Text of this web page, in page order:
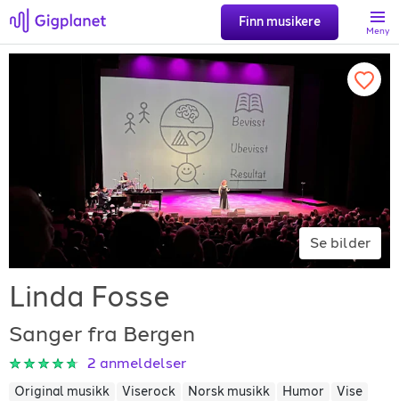
Finn musikere
Meny
Favoritter
Logg inn
Registrer artist
Gigplanet
Se bilder
Linda Fosse
Sanger fra Bergen
2 anmeldelser
Original musikk Viserock Norsk musikk Humor Vise